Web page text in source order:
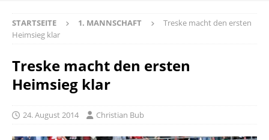
STARTSEITE 1. MANNSCHAFT
Treske macht den ersten
Heimsieg klar
Treske macht den ersten
Heimsieg klar
24. August 2014 Christian Bub